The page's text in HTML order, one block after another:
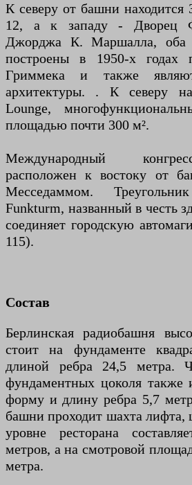
К северу от башни
12, а к западу - Дворец
Джорджа К. Маршалла, оба
построены в 1950-х годах
Гриммека и также
архитектуры. . К северу
Lounge,
площадью почти 300 м².
Международный
расположен к востоку от
Месседаммом.
Funkturm, названный в честь
соединяет городскую
115).
Состав
Берлинская радиобашня
стоит на фундаменте
длиной ребра 24,5 метра.
фундаментных цоколя также
форму и длину ребра 5,7
башни проходит шахта лифта,
уровне ресторана
метров, а на смотровой
метра.